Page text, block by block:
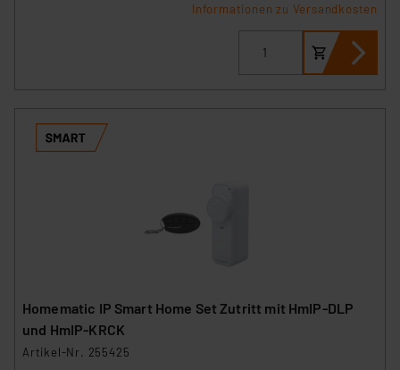
Informationen zu Versandkosten
Homematic IP Smart Home Set Zutritt mit HmIP‑DLP
und HmIP-KRCK
Artikel-Nr. 255425